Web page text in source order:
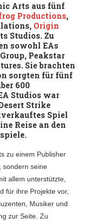
Arts aus fünf
Productions,
Origin
Studios. Zu
sowohl EAs
Peakstar
Sie brachten
sorgten für fünf
600
Studios war
Strike
Spiel
Reise an den
zu einem Publisher
sondern seine
allem unterstützte,
für ihre Projekte vor,
Musiker und
zur Seite. Zu